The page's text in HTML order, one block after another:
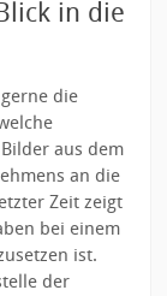
in die
die
aus dem
an die
Zeit zeigt
bei einem
ist.
der